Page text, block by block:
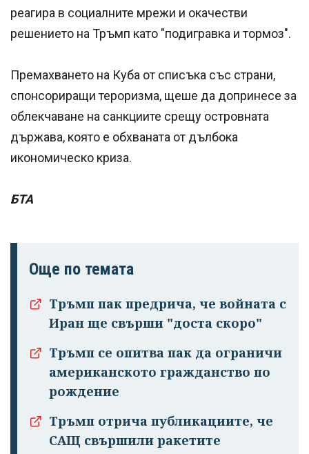
реагира в социалните мрежи и окачестви
решението на Тръмп като "подигравка и тормоз".
Премахването на Куба от списъка със страни,
спонсориращи тероризма, щеше да допринесе за
облекчаване на санкциите срещу островната
държава, която е обхваната от дълбока
икономическо криза.
БТА
Още по темата
Тръмп пак предрича, че войната с
Иран ще свърши "доста скоро"
Тръмп се опитва пак да ограничи
американското гражданство по
рождение
Тръмп отрича публикациите, че
САЩ свършили ракетите